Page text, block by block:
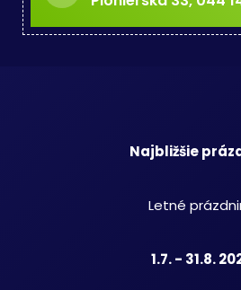
Najbližšie
Letné
1.7. - 31.8.